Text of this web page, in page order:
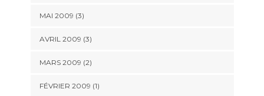
MAI 2009 (3)
AVRIL 2009 (3)
MARS 2009 (2)
FÉVRIER 2009 (1)